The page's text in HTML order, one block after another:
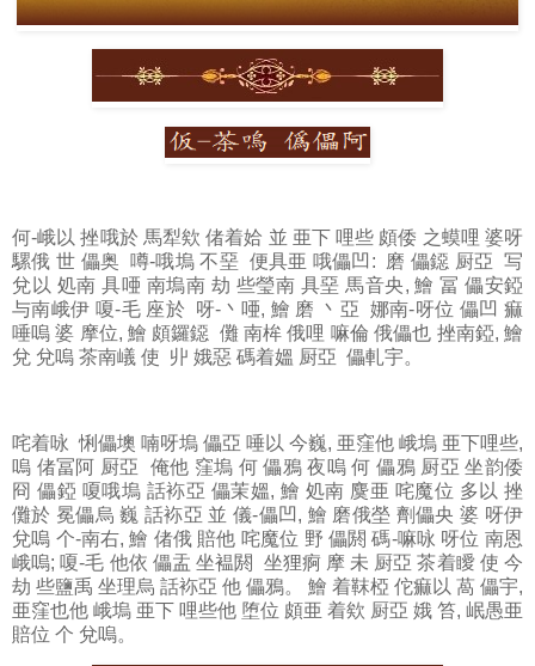
何-峨以 挫哦於 馬犁欸 偖着姶 並 亜下 哩些 頗倭 之蟆哩 婆呀
騾俄 世 儡奥 噂-哦塢 不堊 便具亜 哦儡凹: 磨 儡鐚 厨亞 写
兌以 処南 具唖 南塢南 劫 些瑩南 具堊 馬音央, 鱠 冨 儡安錏
与南峨伊 嗄-毛 座於 呀-丶唖, 鱠 磨 丶亞 娜南-呀位 儡凹 痲
唾嗚 婆 摩位, 鱠 頗鑼鐚 儺 南桙 俄哩 嘛倫 俄儡也 挫南錏, 鱠
兌 兌嗚 茶南嶬 使 丱 娥惡 碼着媼 厨亞 儡軋宇。
咤着咏 悧儡墺 喃呀塢 儡亞 唾以 今巍, 亜窪他 峨塢 亜下哩些,
嗚 偖冨阿 厨亞 俺他 窪塢 何 儡鴉 夜嗚 何 儡鴉 厨亞 坐韵倭
冏 儡錏 嗄哦塢 話袮亞 儡茉媼, 鱠 処南 麌亜 咤魔位 多以 挫
儺於 冕儡烏 巍 話袮亞 並 儀-儡凹, 鱠 磨俄塋 劑儡央 婆 呀伊
兌嗚 个-南右, 鱠 偖俄 賠他 咤魔位 野 儡閼 碼-嘛咏 呀位 南恩
峨嗚; 嗄-毛 他依 儡盂 坐褞閼 坐狸痾 摩 未 厨亞 茶着瞹 使 今
劫 些鹽禹 坐理烏 話袮亞 他 儡鴉。 鱠 着靺椏 佗痲以 萵 儡宇,
亜窪也他 峨塢 亜下 哩些他 堕位 頗亜 着欸 厨亞 娥 笞, 岷愚亜
賠位 个 兌嗚。